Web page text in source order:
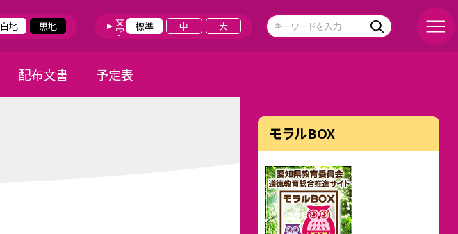
白地 黒地 文字 標準 中 大
配布文書 予定表
モラルBOX